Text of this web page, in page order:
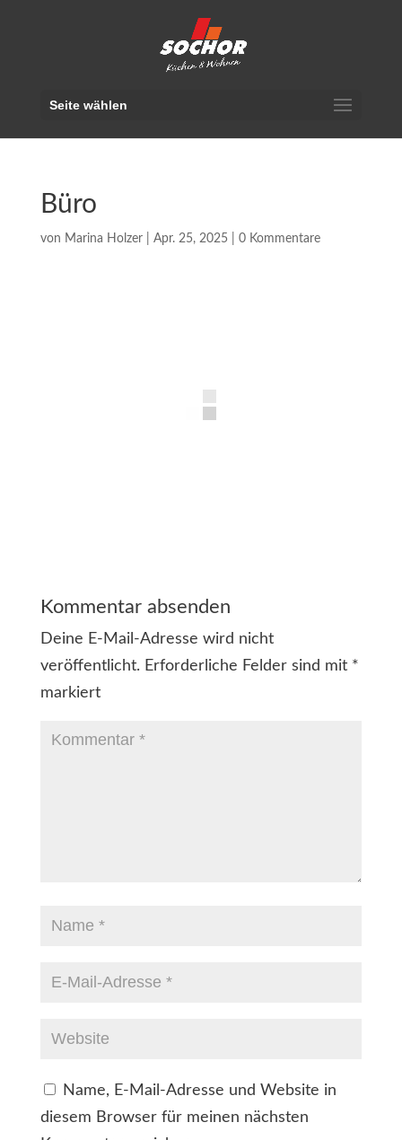
Seite wählen
Büro
von Marina Holzer| Apr. 25, 2025| 0 Kommentare
Kommentar absenden
Deine E-Mail-Adresse wird nicht
veröffentlicht. Erforderliche Felder sind mit *
markiert
Name, E-Mail-Adresse und Website in
diesem Browser für meinen nächsten